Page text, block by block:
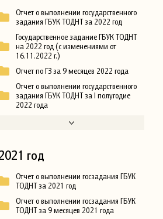
Отчет о выполнении государственного
задания ГБУК ТОДНТ за 2022 год
Государственное задание ГБУК ТОДНТ
на 2022 год (с изменениями от
16.11.2022 г.)
Отчет по ГЗ за 9 месяцев 2022 года
Отчет о выполнении государственного
задания ГБУК ТОДНТ за I полугодие
2022 года
год
Отчет о выполнении госзадания ГБУК
ТОДНТ за 2021 год
Отчет о выполнении госзадания ГБУК
ТОДНТ за 9 месяцев 2021 года